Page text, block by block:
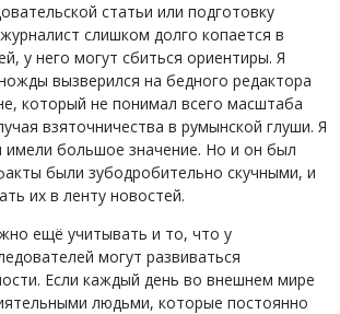
статьи или подготовку
слишком долго копается в
у него могут сбиться ориентиры. Я
вызверился на бедного редактора
который не понимал всего масштаба
взяточничества в румынской глуши. Я
большое значение. Но и он был
были зубодробительно скучными, и
их в ленту новостей.
ещё учитывать и то, что у
могут развиваться
Если каждый день во внешнем мире
людьми, которые постоянно